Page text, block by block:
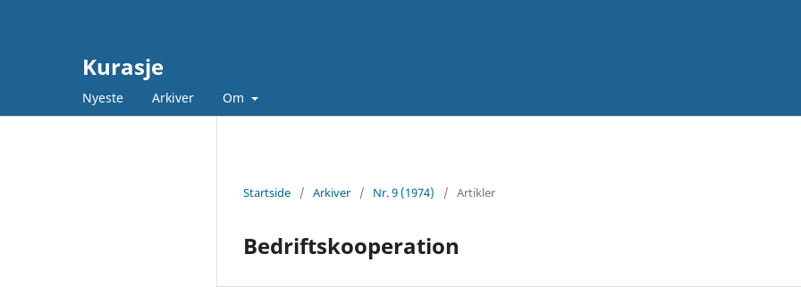
Kurasje
Nyeste Arkiver Om
Startside / Arkiver / Nr. 9 (1974) / Artikler
Bedriftskooperation